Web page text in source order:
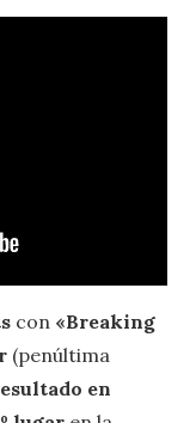
con «Breaking
(penúltima
en